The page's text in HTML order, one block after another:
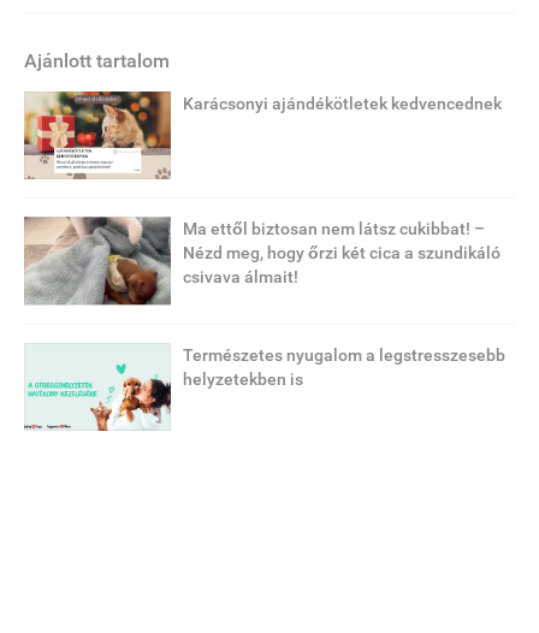
Ajánlott tartalom
Karácsonyi ajándékötletek kedvencednek
Ma ettől biztosan nem látsz cukibbat! –
Nézd meg, hogy őrzi két cica a szundikáló
csivava álmait!
Természetes nyugalom a legstresszesebb
helyzetekben is